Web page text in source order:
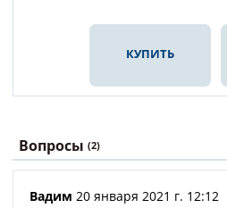
КУПИТЬ
Вопросы (2)
Вадим 20 января 2021 г. 12:12